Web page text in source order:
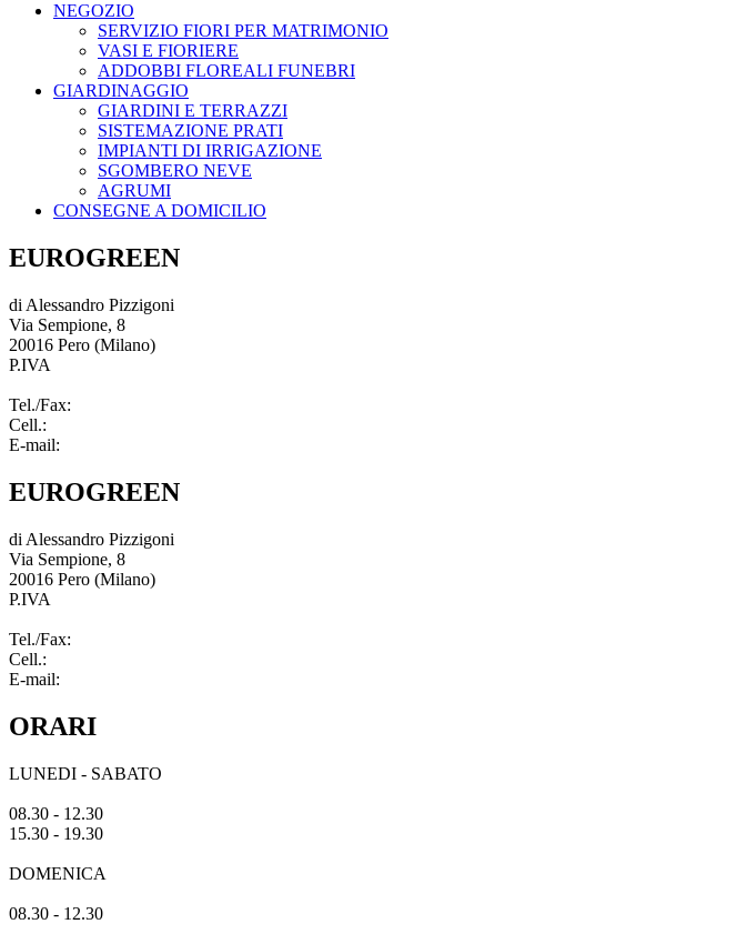
NEGOZIO
SERVIZIO FIORI PER MATRIMONIO
VASI E FIORIERE
ADDOBBI FLOREALI FUNEBRI
GIARDINAGGIO
GIARDINI E TERRAZZI
SISTEMAZIONE PRATI
IMPIANTI DI IRRIGAZIONE
SGOMBERO NEVE
AGRUMI
CONSEGNE A DOMICILIO
EUROGREEN
di Alessandro Pizzigoni
Via Sempione, 8
20016 Pero (Milano)
P.IVA
Tel./Fax:
Cell.:
E-mail:
EUROGREEN
di Alessandro Pizzigoni
Via Sempione, 8
20016 Pero (Milano)
P.IVA
Tel./Fax:
Cell.:
E-mail:
ORARI
LUNEDI - SABATO
08.30 - 12.30
15.30 - 19.30
DOMENICA
08.30 - 12.30